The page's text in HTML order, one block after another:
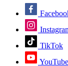
TikTok
YouTube